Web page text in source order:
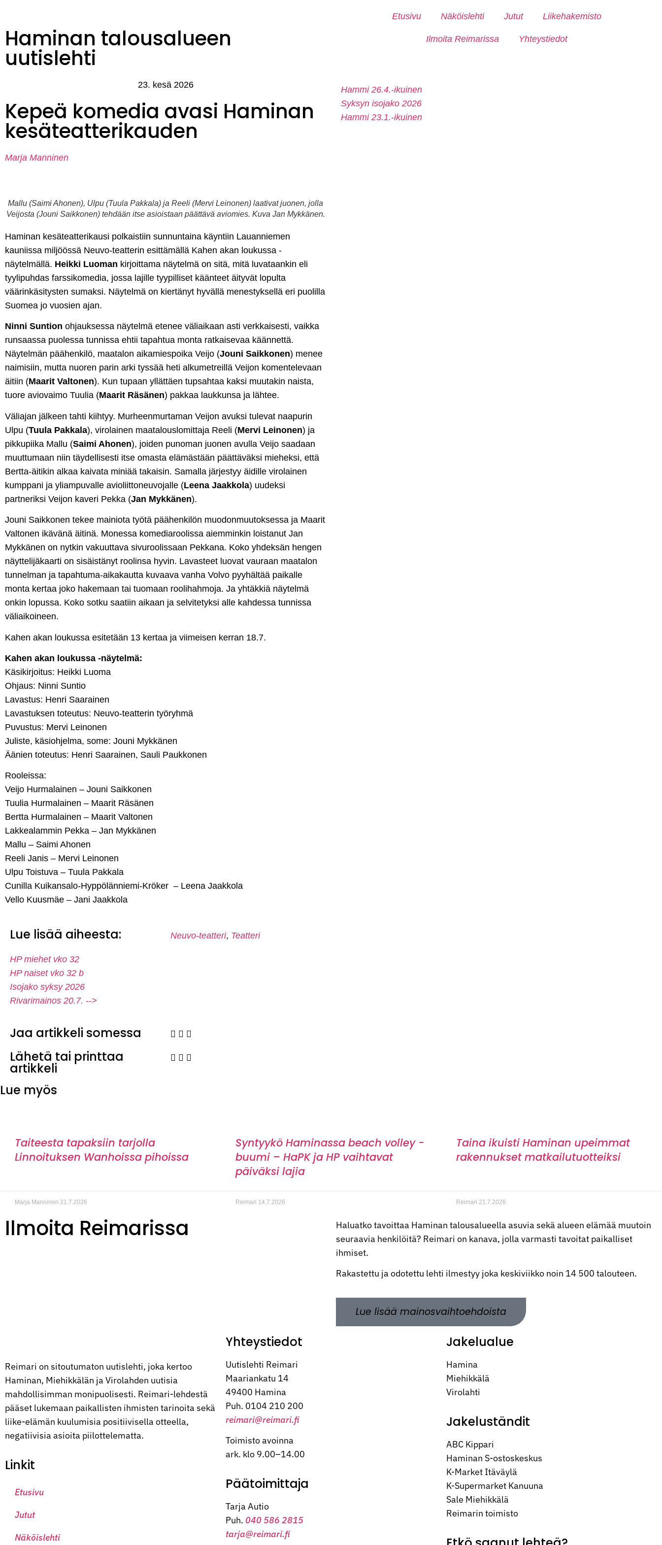
Haminan talousalueen
uutislehti
Etusivu Näköislehti Jutut Liikehakemisto
Ilmoita Reimarissa Yhteystiedot
23. kesä 2026
Kepeä komedia avasi Haminan
kesäteatterikauden
Marja Manninen
Mallu (Saimi Ahonen), Ulpu (Tuula Pakkala) ja Reeli (Mervi Leinonen) laativat juonen, jolla
Veijosta (Jouni Saikkonen) tehdään itse asioistaan päättävä aviomies. Kuva Jan Mykkänen.
Haminan kesäteatterikausi polkaistiin sunnuntaina käyntiin Lauanniemen
kauniissa miljöössä Neuvo-teatterin esittämällä Kahen akan loukussa -
näytelmällä. Heikki Luoman kirjoittama näytelmä on sitä, mitä luvataankin eli
tyylipuhdas farssikomedia, jossa lajille tyypilliset käänteet äityvät lopulta
väärinkäsitysten sumaksi. Näytelmä on kiertänyt hyvällä menestyksellä eri puolilla
Suomea jo vuosien ajan.
Ninni Suntion ohjauksessa näytelmä etenee väliaikaan asti verkkaisesti, vaikka
runsaassa puolessa tunnissa ehtii tapahtua monta ratkaisevaa käännettä.
Näytelmän päähenkilö, maatalon aikamiespoika Veijo (Jouni Saikkonen) menee
naimisiin, mutta nuoren parin arki tyssää heti alkumetreillä Veijon komentelevaan
äitiin (Maarit Valtonen). Kun tupaan yllättäen tupsahtaa kaksi muutakin naista,
tuore aviovaimo Tuulia (Maarit Räsänen) pakkaa laukkunsa ja lähtee.
Väliajan jälkeen tahti kiihtyy. Murheenmurtaman Veijon avuksi tulevat naapurin
Ulpu (Tuula Pakkala), virolainen maatalouslomittaja Reeli (Mervi Leinonen) ja
pikkupiika Mallu (Saimi Ahonen), joiden punoman juonen avulla Veijo saadaan
muuttumaan niin täydellisesti itse omasta elämästään päättäväksi mieheksi, että
Bertta-äitikin alkaa kaivata miniää takaisin. Samalla järjestyy äidille virolainen
kumppani ja yliampuvalle avioliittoneuvojalle (Leena Jaakkola) uudeksi
partneriksi Veijon kaveri Pekka (Jan Mykkänen).
Jouni Saikkonen tekee mainiota työtä päähenkilön muodonmuutoksessa ja Maarit
Valtonen ikävänä äitinä. Monessa komediaroolissa aiemminkin loistanut Jan
Mykkänen on nytkin vakuuttava sivuroolissaan Pekkana. Koko yhdeksän hengen
näyttelijäkaarti on sisäistänyt roolinsa hyvin. Lavasteet luovat vauraan maatalon
tunnelman ja tapahtuma-aikakautta kuvaava vanha Volvo pyyhältää paikalle
monta kertaa joko hakemaan tai tuomaan roolihahmoja. Ja yhtäkkiä näytelmä
onkin lopussa. Koko sotku saatiin aikaan ja selvitetyksi alle kahdessa tunnissa
väliaikoineen.
Kahen akan loukussa esitetään 13 kertaa ja viimeisen kerran 18.7.
Kahen akan loukussa -näytelmä:
Käsikirjoitus: Heikki Luoma
Ohjaus: Ninni Suntio
Lavastus: Henri Saarainen
Lavastuksen toteutus: Neuvo-teatterin työryhmä
Puvustus: Mervi Leinonen
Juliste, käsiohjelma, some: Jouni Mykkänen
Äänien toteutus: Henri Saarainen, Sauli Paukkonen
Rooleissa:
Veijo Hurmalainen – Jouni Saikkonen
Tuulia Hurmalainen – Maarit Räsänen
Bertta Hurmalainen – Maarit Valtonen
Lakkealammin Pekka – Jan Mykkänen
Mallu – Saimi Ahonen
Reeli Janis – Mervi Leinonen
Ulpu Toistuva – Tuula Pakkala
Cunilla Kuikansalo-Hyppölänniemi-Kröker – Leena Jaakkola
Vello Kuusmäe – Jani Jaakkola
Lue lisää aiheesta: Neuvo-teatteri, Teatteri
HP miehet vko 32
HP naiset vko 32 b
Isojako syksy 2026
Rivarimainos 20.7. -->
Jaa artikkeli somessa
Lähetä tai printtaa
artikkeli
Hammi 26.4.-ikuinen
Syksyn isojako 2026
Hammi 23.1.-ikuinen
Lue myös
Taiteesta tapaksiin tarjolla
Linnoituksen Wanhoissa pihoissa
Marja Manninen 21.7.2026
Syntyykö Haminassa beach volley -
buumi – HaPK ja HP vaihtavat
päiväksi lajia
Reimari 14.7.2026
Taina ikuisti Haminan upeimmat
rakennukset matkailutuotteiksi
Reimari 21.7.2026
Ilmoita Reimarissa
Haluatko tavoittaa Haminan talousalueella asuvia sekä alueen elämää muutoin
seuraavia henkilöitä? Reimari on kanava, jolla varmasti tavoitat paikalliset
ihmiset.
Rakastettu ja odotettu lehti ilmestyy joka keskiviikko noin 14 500 talouteen.
Lue lisää mainosvaihtoehdoista
Reimari on sitoutumaton uutislehti, joka kertoo
Haminan, Miehikkälän ja Virolahden uutisia
mahdollisimman monipuolisesti. Reimari-lehdestä
pääset lukemaan paikallisten ihmisten tarinoita sekä
liike-elämän kuulumisia positiivisella otteella,
negatiivisia asioita piilottelematta.
Linkit
Etusivu
Jutut
Näköislehti
Yhteystiedot
Uutislehti Reimari
Maariankatu 14
49400 Hamina
Puh. 0104 210 200
reimari@reimari.fi
Toimisto avoinna
ark. klo 9.00–14.00
Päätoimittaja
Tarja Autio
Puh. 040 586 2815
tarja@reimari.fi
Jakelualue
Hamina
Miehikkälä
Virolahti
Jakeluständit
ABC Kippari
Haminan S-ostoskeskus
K-Market Itäväylä
K-Supermarket Kanuuna
Sale Miehikkälä
Reimarin toimisto